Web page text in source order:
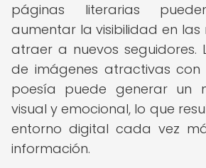
páginas literarias
aumentar la visibilidad en las
atraer a nuevos seguidores.
de imágenes atractivas
poesía puede generar un
visual y emocional, lo que
entorno digital cada vez
información.